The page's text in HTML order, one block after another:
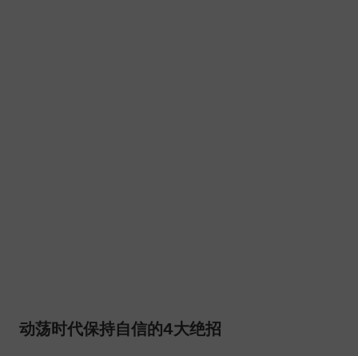
动荡时代保持自信的4大绝招